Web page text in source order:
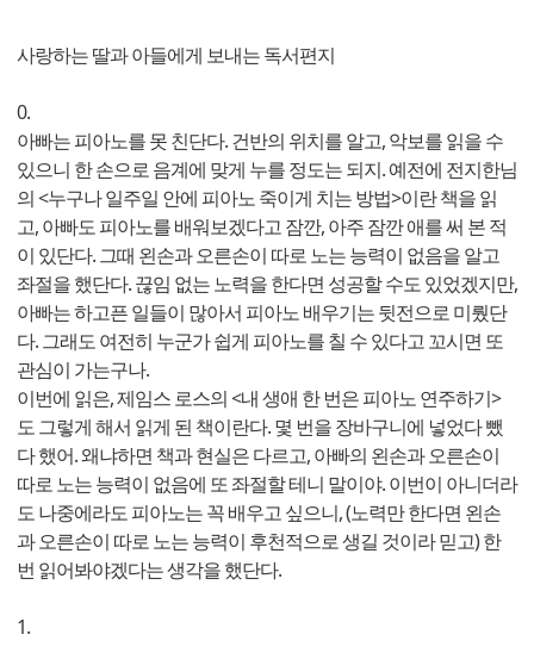
사랑하는 딸과 아들에게 보내는 독서편지
0.
아빠는 피아노를 못 친단다. 건반의 위치를 알고, 악보를 읽을 수
있으니 한 손으로 음계에 맞게 누를 정도는 되지. 예전에 전지한님
의 <누구나 일주일 안에 피아노 죽이게 치는 방법>이란 책을 읽
고, 아빠도 피아노를 배워보겠다고 잠깐, 아주 잠깐 애를 써 본 적
이 있단다. 그때 왼손과 오른손이 따로 노는 능력이 없음을 알고
좌절을 했단다. 끊임 없는 노력을 한다면 성공할 수도 있었겠지만,
아빠는 하고픈 일들이 많아서 피아노 배우기는 뒷전으로 미뤘단
다. 그래도 여전히 누군가 쉽게 피아노를 칠 수 있다고 꼬시면 또
관심이 가는구나.
이번에 읽은, 제임스 로스의 <내 생애 한 번은 피아노 연주하기>
도 그렇게 해서 읽게 된 책이란다. 몇 번을 장바구니에 넣었다 뺐
다 했어. 왜냐하면 책과 현실은 다르고, 아빠의 왼손과 오른손이
따로 노는 능력이 없음에 또 좌절할 테니 말이야. 이번이 아니더라
도 나중에라도 피아노는 꼭 배우고 싶으니, (노력만 한다면 왼손
과 오른손이 따로 노는 능력이 후천적으로 생길 것이라 믿고) 한
번 읽어봐야겠다는 생각을 했단다.
1.